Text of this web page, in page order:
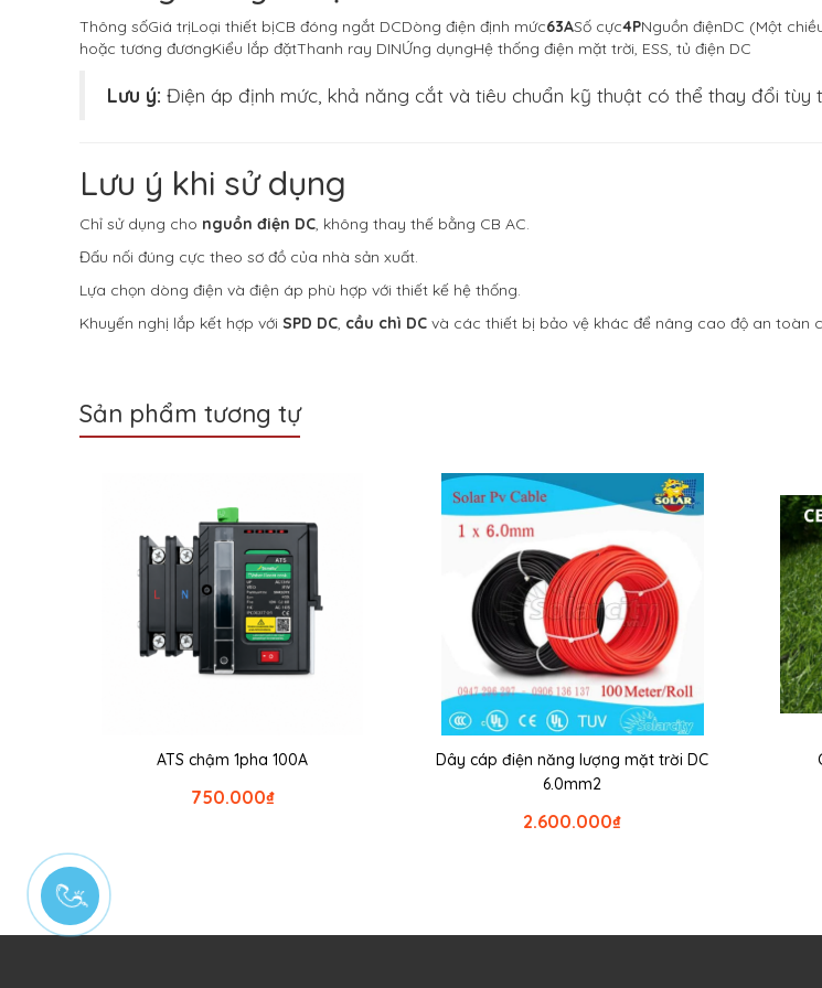
Thông sốGiá trịLoại thiết bịCB đóng ngắt DCDòng điện định mức63ASố cực4PNguồn điệnDC (Một
hoặc tương đươngKiểu lắp đặtThanh ray DINỨng dụngHệ thống điện mặt trời, ESS, tủ điện DC
Lưu ý: Điện áp định mức, khả năng cắt và tiêu chuẩn kỹ thuật có thể thay đổi tùy
Lưu ý khi sử dụng
Chỉ sử dụng cho nguồn điện DC, không thay thế bằng CB AC.
Đấu nối đúng cực theo sơ đồ của nhà sản xuất.
Lựa chọn dòng điện và điện áp phù hợp với thiết kế hệ thống.
Khuyến nghị lắp kết hợp với SPD DC, cầu chì DC và các thiết bị bảo vệ khác để nâng cao độ an toàn
Sản phẩm tương tự
ATS chậm 1pha 100A
₫
750.000
Dây cáp điện năng lượng mặt trời DC
6.0mm2
₫
2.600.000